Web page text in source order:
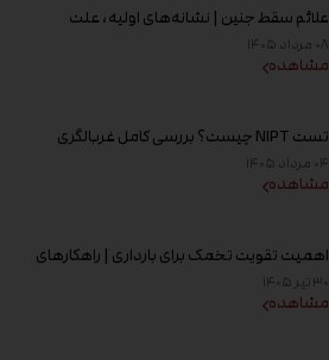
علائم سقط جنین | نشانه‌های اولیه، علت
خونریزی، عوامل خطر و زمان مراجعه به پزشک
۰۸ مرداد ۱۴۰۵
مشاهده
تست NIPT چیست؟ بررسی کامل غربالگری
غیر تهاجمی پیش از تولد، زمان انجام و تفسیر
جواب
۰۴ مرداد ۱۴۰۵
مشاهده
اهمیت تقویت تخمک برای بارداری | راهکارهای
افزایش کیفیت تخمک و شانس باروری
۳۰ تیر ۱۴۰۵
مشاهده